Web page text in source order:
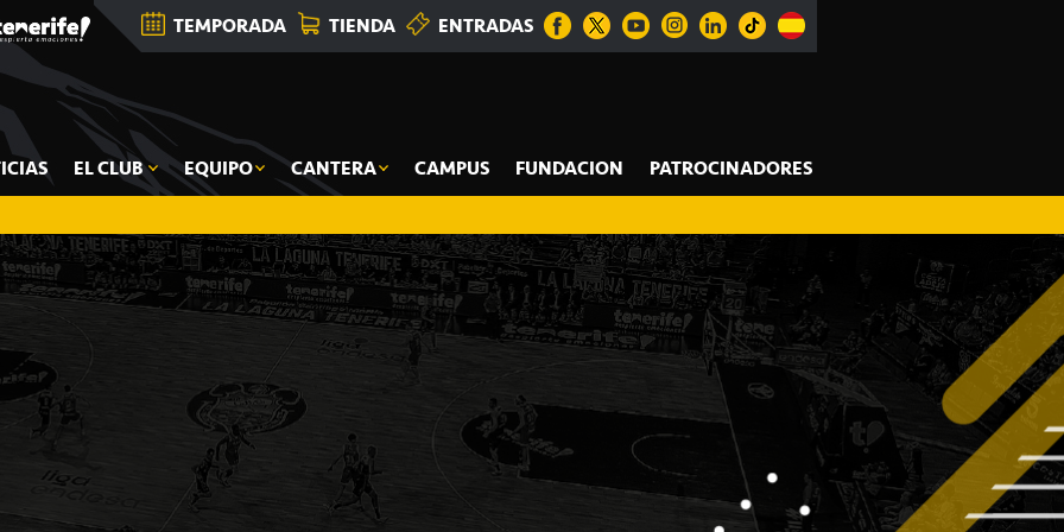
TEMPORADA TIENDA ENTRADAS
EL CLUB EQUIPO CANTERA CAMPUS FUNDACION PATROCINADORES